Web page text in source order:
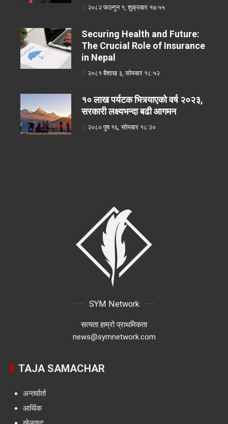
२०८२ फाल्गुन १, शुक्रबार १७:५५
Securing Health and Future:
The Crucial Role of Insurance
in Nepal
२०८१ बैशाख ३, सोमबार १८:५२
१० लाख पर्यटक भित्र्याएको वर्ष २०२३,
सरकारी लक्ष्यभन्दा बढी आगमन
२०८० पुष १६, सोमबार १८:२०
SYM Network
सत्यता हाम्रो प्राथमिकता
news@symnetwork.com
TAJA SAMACHAR
अन्तर्वार्ता
आर्थिक